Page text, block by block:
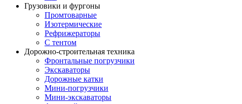
Грузовики и фургоны
Промтоварные
Изотермические
Рефрижераторы
С тентом
Дорожно-строительная техника
Фронтальные погрузчики
Экскаваторы
Дорожные катки
Мини-погрузчики
Мини-экскаваторы